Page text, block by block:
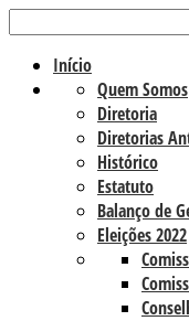
Início
Quem Somos
Diretoria
Diretorias
Histórico
Estatuto
Balanço de
Eleições 2022